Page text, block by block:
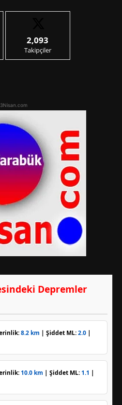
2,093
Takipçiler
3Nisan.com